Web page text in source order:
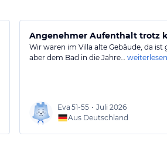
Angenehmer Aufenthalt trotz
Wir waren im Villa alte Gebäude, da ist
aber dem Bad in die Jahre… weiterlesen
Eva 51-55 • Juli 2026
Aus Deutschland